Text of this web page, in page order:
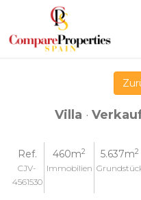
Villa ·
Ref.
CJV-
4561530
460m2
Immobilien
5.637m2